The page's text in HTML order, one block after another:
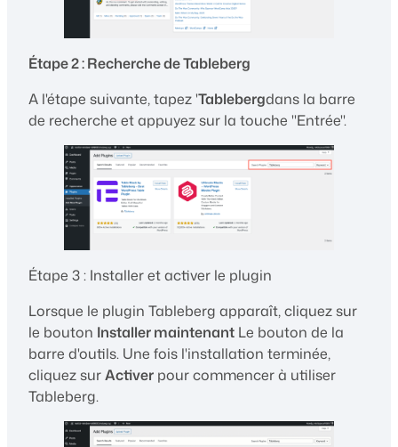
Étape 2 : Recherche de Tableberg
A l'étape suivante, tapez 'Tablebergdans la barre
de recherche et appuyez sur la touche "Entrée".
Étape 3 : Installer et activer le plugin
Lorsque le plugin Tableberg apparaît, cliquez sur
le bouton Installer maintenant Le bouton de la
barre d'outils. Une fois l'installation terminée,
cliquez surActiver pour commencer à utiliser
Tableberg.